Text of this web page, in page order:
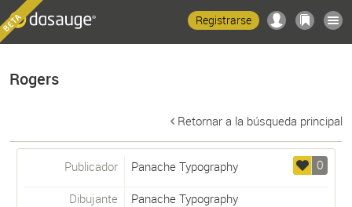
Registrarse
Rogers
Retornar a la búsqueda principal
0
Publicador Panache Typography
Dibujante Panache Typography